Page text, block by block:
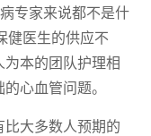
专家来说都不是什
健医生的供应不
本的团队护理相
心血管问题。
大多数人预期的